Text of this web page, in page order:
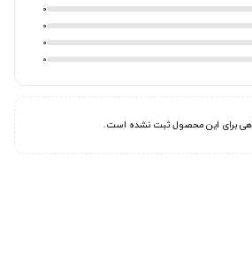
0
0
0
0
برای این محصول ثبت نشده است.